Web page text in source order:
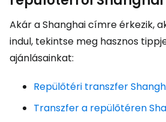
Akár a Shanghai címre érkezik,
indul, tekintse meg hasznos
ajánlásainkat:
Repülőtéri transzfer
Transzfer a repülőtéren